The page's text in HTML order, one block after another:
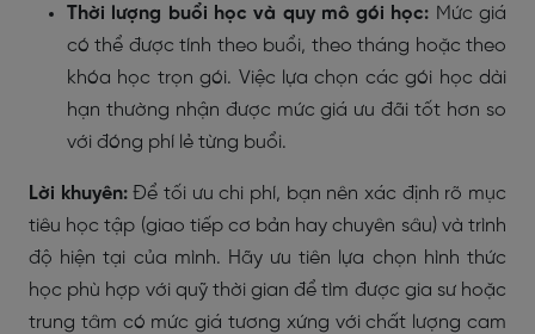
Thời lượng buổi học và quy mô gói học: Mức giá
có thể được tính theo buổi, theo tháng hoặc theo
khóa học trọn gói. Việc lựa chọn các gói học dài
hạn thường nhận được mức giá ưu đãi tốt hơn so
với đóng phí lẻ từng buổi.
Lời khuyên:Để tối ưu chi phí, bạn nên xác định rõ mục
tiêu học tập (giao tiếp cơ bản hay chuyên sâu) và trình
độ hiện tại của mình. Hãy ưu tiên lựa chọn hình thức
học phù hợp với quỹ thời gian để tìm được gia sư hoặc
trung tâm có mức giá tương xứng với chất lượng cam